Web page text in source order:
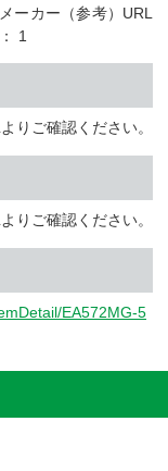
ーカー（参考）URL
1
りご確認ください。
りご確認ください。
EA572MG-5